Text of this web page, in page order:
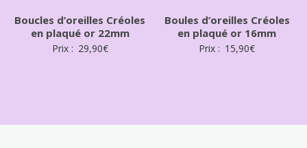
Boucles d’oreilles Créoles
en plaqué or 22mm
Prix : 29,90€
Boules d’oreilles Créoles
en plaqué or 16mm
Prix : 15,90€